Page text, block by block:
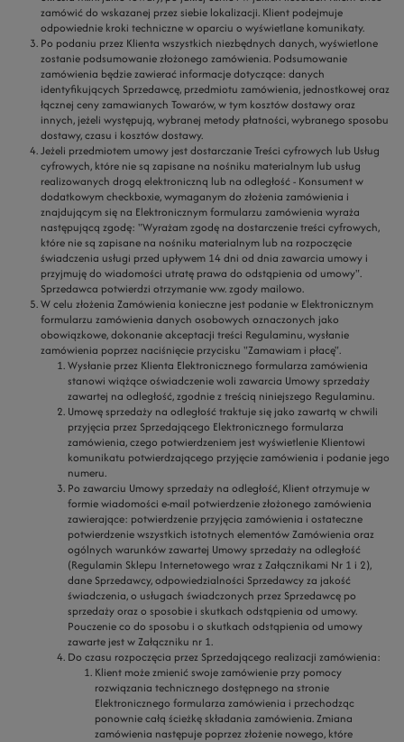
zamówić do wskazanej przez siebie lokalizacji. Klient podejmuje
odpowiednie kroki techniczne w oparciu o wyświetlane komunikaty.
Po podaniu przez Klienta wszystkich niezbędnych danych, wyświetlone
zostanie podsumowanie złożonego zamówienia. Podsumowanie
zamówienia będzie zawierać informacje dotyczące: danych
identyfikujących Sprzedawcę, przedmiotu zamówienia, jednostkowej oraz
łącznej ceny zamawianych Towarów, w tym kosztów dostawy oraz
innych, jeżeli występują, wybranej metody płatności, wybranego sposobu
dostawy, czasu i kosztów dostawy.
Jeżeli przedmiotem umowy jest dostarczanie Treści cyfrowych lub Usług
cyfrowych, które nie są zapisane na nośniku materialnym lub usług
realizowanych drogą elektroniczną lub na odległość - Konsument w
dodatkowym checkboxie, wymaganym do złożenia zamówienia i
znajdującym się na Elektronicznym formularzu zamówienia wyraża
następującą zgodę: "Wyrażam zgodę na dostarczenie treści cyfrowych,
które nie są zapisane na nośniku materialnym lub na rozpoczęcie
świadczenia usługi przed upływem 14 dni od dnia zawarcia umowy i
przyjmuję do wiadomości utratę prawa do odstąpienia od umowy".
Sprzedawca potwierdzi otrzymanie ww. zgody mailowo.
W celu złożenia Zamówienia konieczne jest podanie w Elektronicznym
formularzu zamówienia danych osobowych oznaczonych jako
obowiązkowe, dokonanie akceptacji treści Regulaminu, wysłanie
zamówienia poprzez naciśnięcie przycisku "Zamawiam i płacę".
Wysłanie przez Klienta Elektronicznego formularza zamówienia
stanowi wiążące oświadczenie woli zawarcia Umowy sprzedaży
zawartej na odległość, zgodnie z treścią niniejszego Regulaminu.
Umowę sprzedaży na odległość traktuje się jako zawartą w chwili
przyjęcia przez Sprzedającego Elektronicznego formularza
zamówienia, czego potwierdzeniem jest wyświetlenie Klientowi
komunikatu potwierdzającego przyjęcie zamówienia i podanie jego
numeru.
Po zawarciu Umowy sprzedaży na odległość, Klient otrzymuje w
formie wiadomości e-mail potwierdzenie złożonego zamówienia
zawierające: potwierdzenie przyjęcia zamówienia i ostateczne
potwierdzenie wszystkich istotnych elementów Zamówienia oraz
ogólnych warunków zawartej Umowy sprzedaży na odległość
(Regulamin Sklepu Internetowego wraz z Załącznikami Nr 1 i 2),
dane Sprzedawcy, odpowiedzialności Sprzedawcy za jakość
świadczenia, o usługach świadczonych przez Sprzedawcę po
sprzedaży oraz o sposobie i skutkach odstąpienia od umowy.
Pouczenie co do sposobu i o skutkach odstąpienia od umowy
zawarte jest w Załączniku nr 1.
Do czasu rozpoczęcia przez Sprzedającego realizacji zamówienia:
Klient może zmienić swoje zamówienie przy pomocy
rozwiązania technicznego dostępnego na stronie
Elektronicznego formularza zamówienia i przechodząc
ponownie całą ścieżkę składania zamówienia. Zmiana
zamówienia następuje poprzez złożenie nowego, które